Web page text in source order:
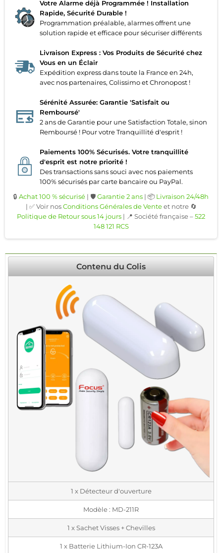
Votre Alarme déjà Programmée ! Installation
Rapide, Sécurité Durable !
Programmation préalable, alarmes offrent une
solution rapide et efficace pour sécuriser différents
Livraison Express : Vos Produits de Sécurité chez
Vous en un Éclair
Expédition express dans toute la France en 24h,
avec nos partenaires, Colissimo et Chronopost !
Sérénité Assurée: Garantie 'Satisfait ou
Remboursé'
2 ans de Garantie pour une Satisfaction Totale, sinon
Remboursé ! Pour votre Tranquillité d'esprit !
Paiements 100% Sécurisés. Votre tranquillité
d'esprit est notre priorité !
Des transactions sans souci avec nos paiements
100% sécurisés par carte bancaire ou PayPal.
🔒 Achat 100 % sécurisé | 🛡️Garantie 2 ans | 📦 Livraison 24/48h
| ✅ Voir nosConditions Générales de Venteet notre 🔄
Politique de Retour sous 14 jours | 📍 Société française –522
148 121 RCS
Contenu du Colis
1 x Détecteur d'ouverture
Modèle : MD-211R
1 x Sachet Visses + Chevilles
1 x Batterie Lithium-Ion CR-123A